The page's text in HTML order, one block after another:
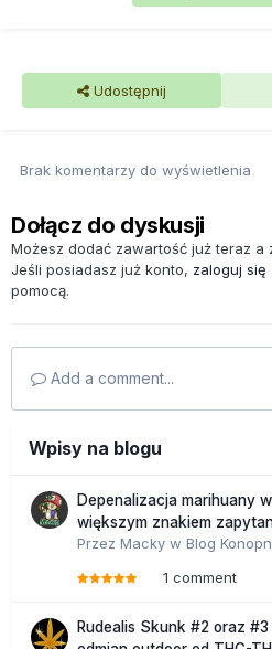
Udostępnij
Brak komentarzy do wyświetlenia
Dołącz do dyskusji
Możesz dodać zawartość już teraz a
Jeśli posiadasz już konto, zaloguj się
pomocą.
Add a comment...
Wpisy na blogu
Depenalizacja marihuany
większym znakiem
Przez Macky w Blog
1 comment
Rudealis Skunk #2 oraz